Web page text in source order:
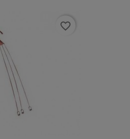
favorite_border